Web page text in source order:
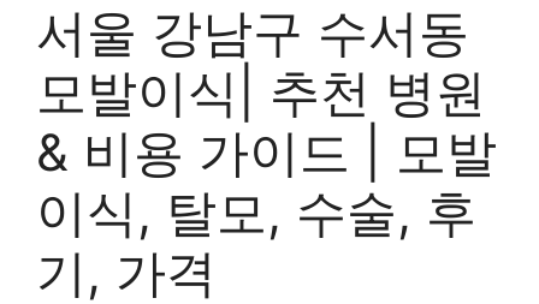
서울 강남구 수서동
모발이식| 추천 병원
& 비용 가이드 | 모발
이식, 탈모, 수술, 후
기, 가격